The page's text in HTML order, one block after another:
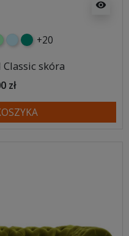
visibility
błękitny
turkusowy
+20
skóra
zł